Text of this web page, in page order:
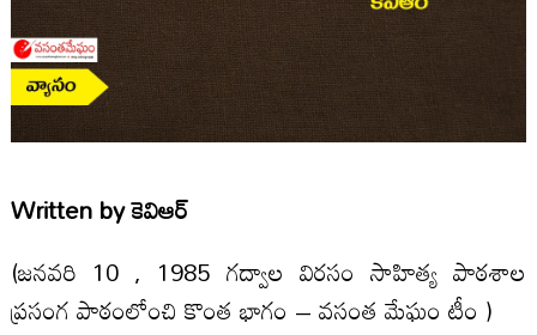
Written byకెవిఆర్
(జనవరి 10 , 1985 గద్వాల విరసం సాహిత్య పాఠశాల
ప్రసంగ పాఠంలోంచి కొంత భాగం – వసంత మేఘం టీం )